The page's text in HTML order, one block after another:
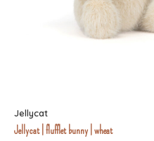
Jellycat
Jellycat | flufflet bunny | wheat